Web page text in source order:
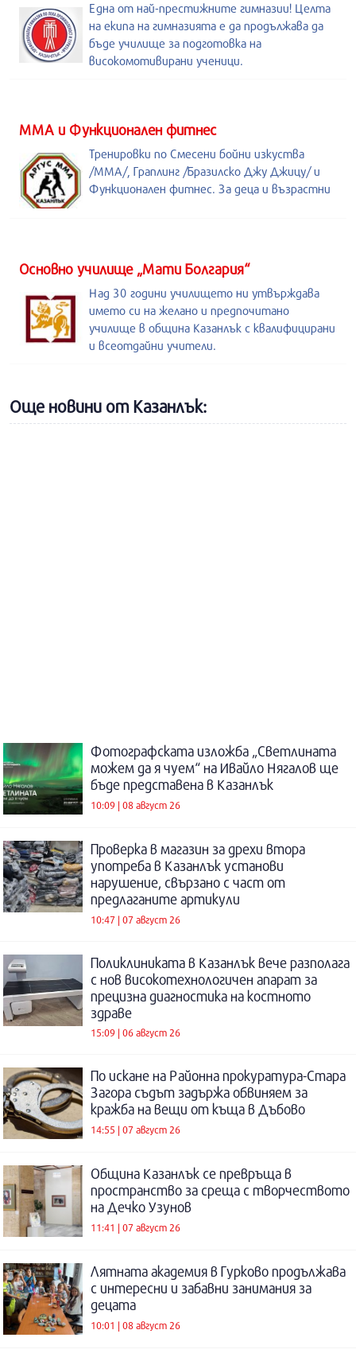
Една от най-престижните гимназии! Целта
на екипа на гимназията е да продължава да
бъде училище за подготовка на
високомотивирани ученици.
ММА и Функционален фитнес
Тренировки по Смесени бойни изкуства
/MMA/, Граплинг /Бразилско Джу Джицу/ и
Функционален фитнес. За деца и възрастни
Основно училище „Мати Болгария“
Над 30 години училището ни утвърждава
името си на желано и предпочитано
училище в община Казанлък с квалифицирани
и всеотдайни учители.
Още новини от Казанлък:
Фотографската изложба „Светлината
можем да я чуем“ на Ивайло Нягалов ще
бъде представена в Казанлък
10:09 | 08 август 26
Проверка в магазин за дрехи втора
употреба в Казанлък установи
нарушение, свързано с част от
предлаганите артикули
10:47 | 07 август 26
Поликлиниката в Казанлък вече разполага
с нов високотехнологичен апарат за
прецизна диагностика на костното
здраве
15:09 | 06 август 26
По искане на Районна прокуратура-Стара
Загора съдът задържа обвиняем за
кражба на вещи от къща в Дъбово
14:55 | 07 август 26
Община Казанлък се превръща в
пространство за среща с творчеството
на Дечко Узунов
11:41 | 07 август 26
Лятната академия в Гурково продължава
с интересни и забавни занимания за
децата
10:01 | 08 август 26